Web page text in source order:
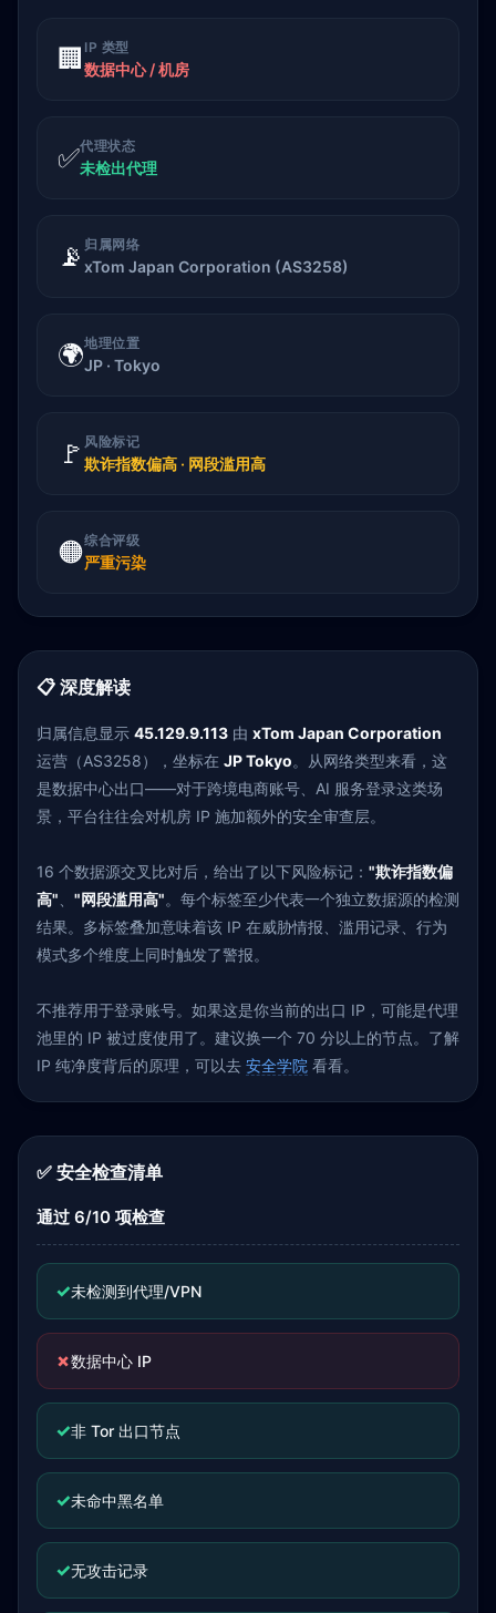
🏢 IP 类型
数据中心 / 机房
✅代理状态
未检出代理
📡 归属网络
xTom Japan Corporation (AS3258)
🌍地理位置
JP · Tokyo
🚩 风险标记
欺诈指数偏高 · 网段滥用高
🟠综合评级
严重污染
📋 深度解读
归属信息显示 45.129.9.113 由 xTom Japan Corporation
运营（AS3258），坐标在 JP Tokyo。从网络类型来看，这
是数据中心出口——对于跨境电商账号、AI 服务登录这类场
景，平台往往会对机房 IP 施加额外的安全审查层。
16 个数据源交叉比对后，给出了以下风险标记： "欺诈指数偏
高"
"网段滥用高"。每个标签至少代表一个独立数据源的检测
结果。多标签叠加意味着该 IP 在威胁情报、滥用记录、行为
模式多个维度上同时触发了警报。
不推荐用于登录账号。如果这是你当前的出口 IP，可能是代理
池里的 IP 被过度使用了。建议换一个 70 分以上的节点。了解
IP 纯净度背后的原理，可以去 安全学院 看看。
✅ 安全检查清单
通过 6/10 项检查
✓未检测到代理/VPN
✗数据中心 IP
✓非 Tor 出口节点
✓未命中黑名单
✓无攻击记录